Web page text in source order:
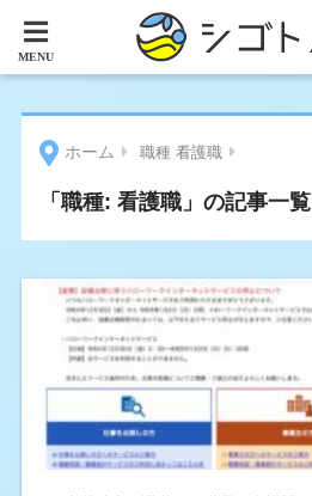
ホーム 職種 看護職
「職種: 看護職」の記事一覧